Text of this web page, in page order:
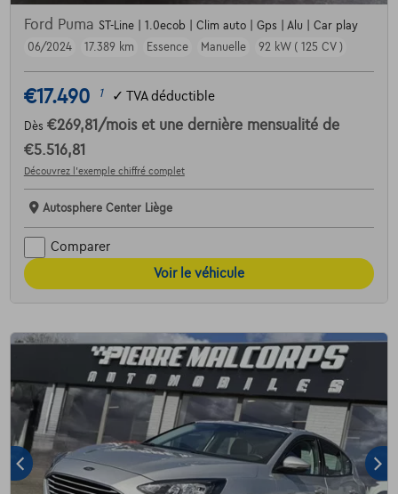
Ford Puma ST-Line | 1.0ecob | Clim auto | Gps | Alu | Car play
06/2024
17.389 km Essence Manuelle 92 kW ( 125 CV )
€17.490 1 ✓ TVA déductible
Dès €269,81 /mois et une dernière mensualité de
€5.516,81
Découvrez l’exemple chiffré complet
Autosphere Center Liège
Comparer
Voir le véhicule